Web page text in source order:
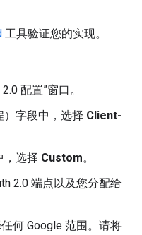
工具验证您的实现。
配置”窗口。
）字段中，选择 Client-
，选择 Custom。
2.0 端点以及您分配给
何 Google 范围。请将